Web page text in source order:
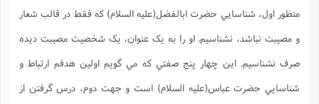
منظور اول، شناسايي حضرت ابالفضل(علیه السلام) که فقط در قالب شعار
و مصيبت نباشد، نشناسيم. او را به يک عنوان، يک شخصيت مصيبت ديده
صرف نشناسیم. اين چهار پنج صفتي که مي گويم اولين هدفم ارتباط و
شناسايي حضرت عباس(علیه السلام) است و جهت دوم، درس گرفتن از